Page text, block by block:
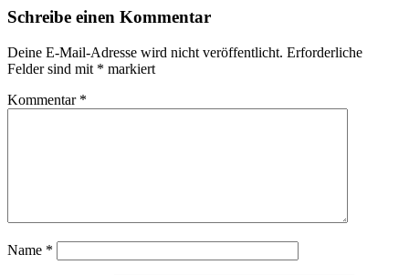
Schreibe einen Kommentar
Deine E-Mail-Adresse wird nicht veröffentlicht. Erforderliche
Felder sind mit * markiert
Kommentar *
Name *